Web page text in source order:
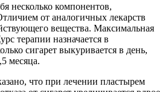
несколько компонентов,
от аналогичных лекарств
вещества. Максимальная
терапии назначается в
сигарет выкуривается в день,
месяца.
что при лечении пластырем